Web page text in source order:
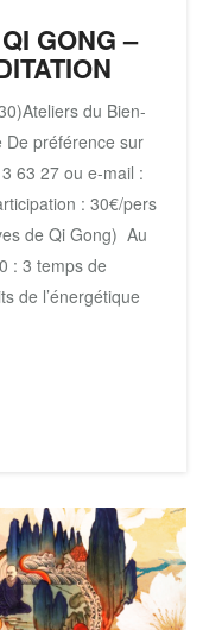
GONG –
du Bien-
De préférence sur
63 27 ou e-mail :
: 30€/pers
de Qi Gong) Au
: 3 temps de
de l’énergétique